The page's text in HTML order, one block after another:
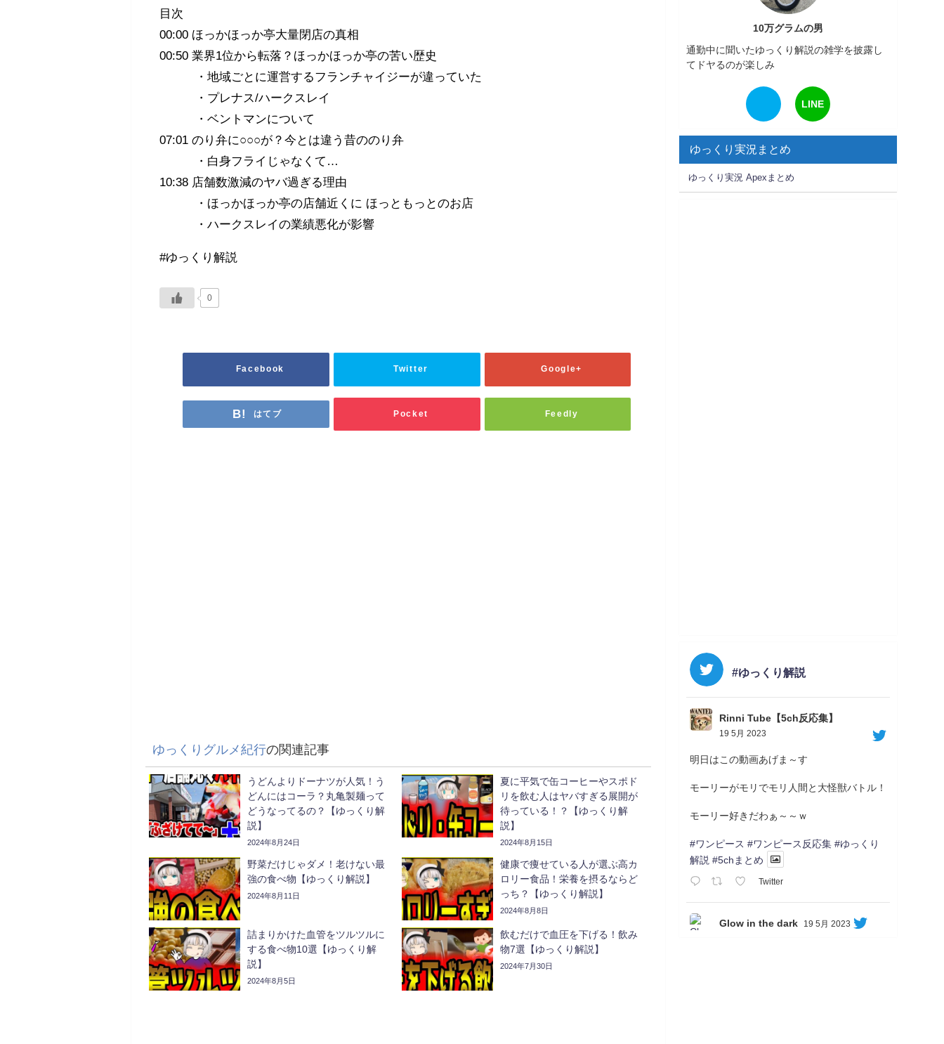
目次
00:00 ほっかほっか亭大量閉店の真相
00:50 業界1位から転落？ほっかほっか亭の苦い歴史
・地域ごとに運営するフランチャイジーが違っていた
・プレナス/ハークスレイ
・ベントマンについて
07:01 のり弁に○○○が？今とは違う昔ののり弁
・白身フライじゃなくて…
10:38 店舗数激減のヤバ過ぎる理由
・ほっかほっか亭の店舗近くに ほっともっとのお店
・ハークスレイの業績悪化が影響
#ゆっくり解説
0
Facebook Twitter Google+
はてブ Pocket Feedly
ゆっくりグルメ紀行の関連記事
うどんよりドーナツが人気！う
どんにはコーラ？丸亀製麺って
どうなってるの？【ゆっくり解
説】
2024年8月24日
夏に平気で缶コーヒーやスポド
リを飲む人はヤバすぎる展開が
待っている！？【ゆっくり解
説】
2024年8月15日
野菜だけじゃダメ！老けない最
強の食べ物【ゆっくり解説】
2024年8月11日
健康で痩せている人が選ぶ高カ
ロリー食品！栄養を摂るならど
っち？【ゆっくり解説】
2024年8月8日
詰まりかけた血管をツルツルに
する食べ物10選【ゆっくり解
説】
2024年8月5日
飲むだけで血圧を下げる！飲み
物7選【ゆっくり解説】
2024年7月30日
10万グラムの男
通勤中に聞いたゆっくり解説の雑学を披露し
てドヤるのが楽しみ
LINE
ゆっくり実況まとめ
ゆっくり実況 Apexまとめ
#ゆっくり解説
Rinni Tube【5ch反応集】
19 5月 2023
明日はこの動画あげま～す
モーリーがモリでモリ人間と大怪獣バトル！
モーリー好きだわぁ～～ｗ
#ワンピース #ワンピース反応集 #ゆっくり
解説 #5chまとめ
Twitter
Glow in the dark 19 5月 2023